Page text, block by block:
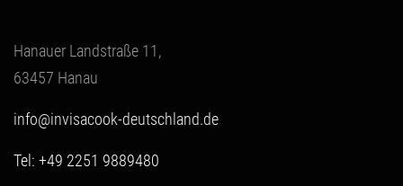
Hanauer Landstraße 11,
63457 Hanau
info@invisacook-deutschland.de
Tel: +49 2251 9889480